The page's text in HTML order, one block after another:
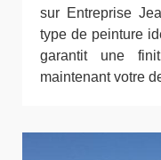
sur Entreprise
type de peinture
garantit une
maintenant votre